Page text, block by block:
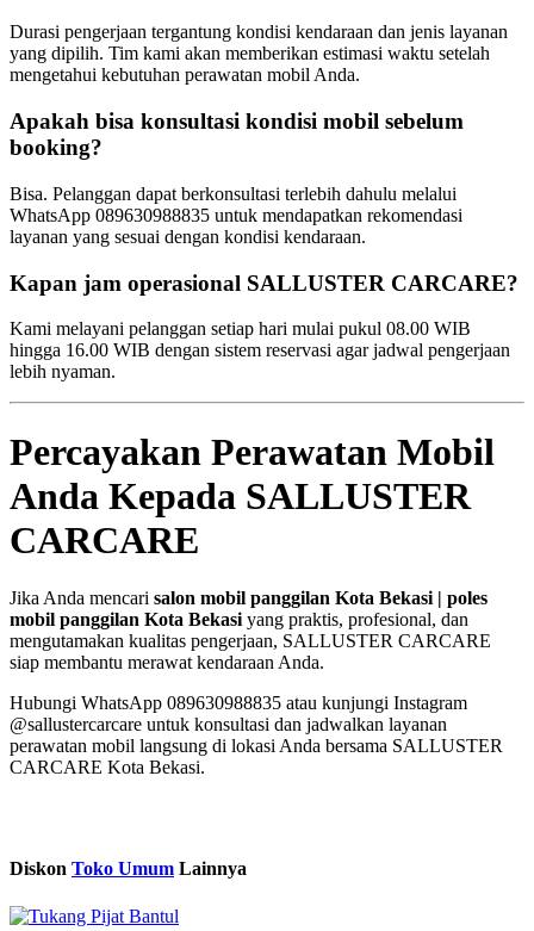
Durasi pengerjaan tergantung kondisi kendaraan dan jenis layanan
yang dipilih. Tim kami akan memberikan estimasi waktu setelah
mengetahui kebutuhan perawatan mobil Anda.
Apakah bisa konsultasi kondisi mobil sebelum
booking?
Bisa. Pelanggan dapat berkonsultasi terlebih dahulu melalui
WhatsApp 089630988835 untuk mendapatkan rekomendasi
layanan yang sesuai dengan kondisi kendaraan.
Kapan jam operasional SALLUSTER CARCARE?
Kami melayani pelanggan setiap hari mulai pukul 08.00 WIB
hingga 16.00 WIB dengan sistem reservasi agar jadwal pengerjaan
lebih nyaman.
Percayakan Perawatan Mobil
Anda Kepada SALLUSTER
CARCARE
Jika Anda mencari salon mobil panggilan Kota Bekasi | poles
mobil panggilan Kota Bekasi yang praktis, profesional, dan
mengutamakan kualitas pengerjaan, SALLUSTER CARCARE
siap membantu merawat kendaraan Anda.
Hubungi WhatsApp 089630988835 atau kunjungi Instagram
@sallustercarcare untuk konsultasi dan jadwalkan layanan
perawatan mobil langsung di lokasi Anda bersama SALLUSTER
CARCARE Kota Bekasi.
Diskon Toko Umum Lainnya